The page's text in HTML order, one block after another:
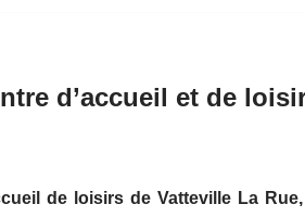
d’accueil et de
de loisirs de Vatteville La